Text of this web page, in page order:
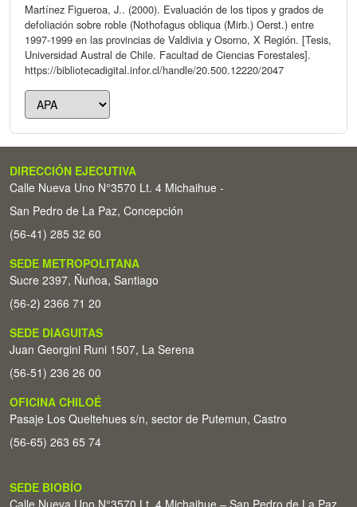
Martínez Figueroa, J.. (2000). Evaluación de los tipos y grados de
defoliación sobre roble (Nothofagus obliqua (Mirb.) Oerst.) entre
1997-1999 en las provincias de Valdivia y Osorno, X Región. [Tesis,
Universidad Austral de Chile. Facultad de Ciencias Forestales].
https://bibliotecadigital.infor.cl/handle/20.500.12220/2047
DIRECCIÓN EJECUTIVA
Calle Nueva Uno N°3570 Lt. 4 Michaihue -
San Pedro de La Paz, Concepción
(56-41) 285 32 60
SEDE METROPOLITANA
Sucre 2397, Ñuñoa, Santiago
(56-2) 2366 71 20
SEDE DIAGUITAS
Juan Georgini Runi 1507, La Serena
(56-51) 236 26 00
OFICINA CHILOÉ
Pasaje Los Queltehues s/n, sector de Putemun, Castro
(56-65) 263 65 74
SEDE BIOBÍO
Calle Nueva Uno N°3570 Lt. 4 Michaihue – San Pedro de La Paz,